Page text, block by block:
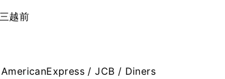
越前
/ JCB / Diners